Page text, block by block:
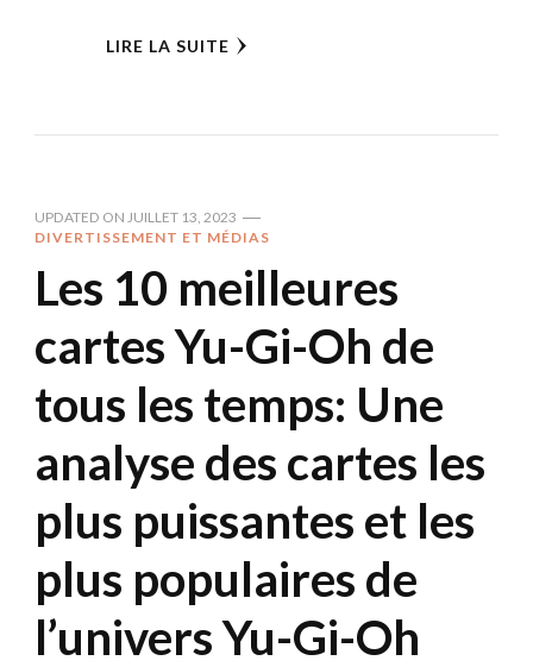
LIRE LA SUITE
UPDATED ON JUILLET 13, 2023
DIVERTISSEMENT ET MÉDIAS
Les 10 meilleures
cartes Yu-Gi-Oh de
tous les temps: Une
analyse des cartes les
plus puissantes et les
plus populaires de
l’univers Yu-Gi-Oh